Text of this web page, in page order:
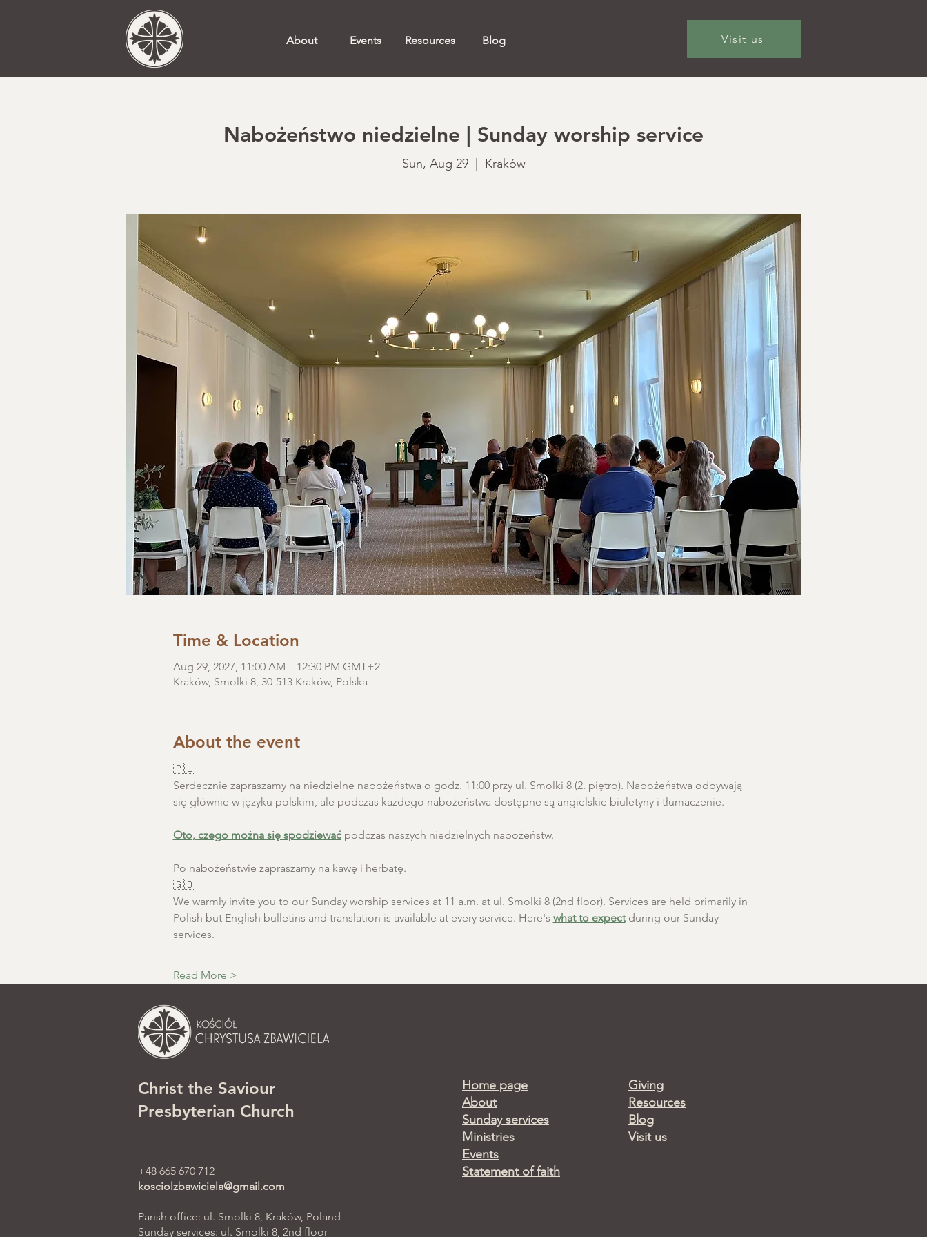
About Events Resources Blog Visit us
Nabożeństwo niedzielne | Sunday worship service
Sun, Aug 29
  |
Kraków
Time & Location
Aug 29, 2027, 11:00 AM – 12:30 PM GMT+2
Kraków, Smolki 8, 30-513 Kraków, Polska
About the event
🇵🇱
Serdecznie zapraszamy na niedzielne nabożeństwa o godz. 11:00 przy ul. Smolki 8 (2. piętro). Nabożeństwa odbywają
się głównie w języku polskim, ale podczas każdego nabożeństwa dostępne są angielskie biuletyny i tłumaczenie.
Oto, czego można się spodziewać podczas naszych niedzielnych nabożeństw.
Po nabożeństwie zapraszamy na kawę i herbatę.
🇬🇧
We warmly invite you to our Sunday worship services at 11 a.m. at ul. Smolki 8 (2nd floor). Services are held primarily in
Polish but English bulletins and translation is available at every service. Here's what to expect during our Sunday
services.
Read More >
Christ the Saviour
Presbyterian Church
+48 665 670 712
kosciolzbawiciela@gmail.com
Parish office: ul. Smolki 8, Kraków, Poland
Sunday services: ul. Smolki 8, 2nd floor
Home page
About
Sunday services
Ministries
Events
Statement of faith
Giving
Resources
Blog
Visit us